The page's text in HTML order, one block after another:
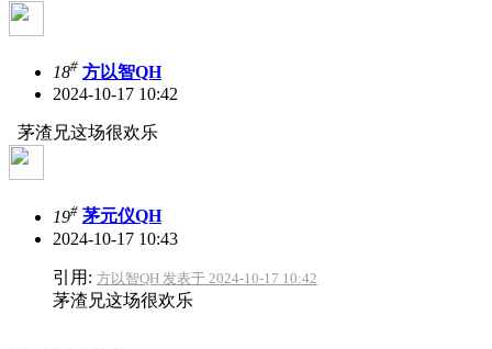
18# 方以智QH
2024-10-17 10:42
茅渣兄这场很欢乐
19# 茅元仪QH
2024-10-17 10:43
引用: 方以智QH 发表于 2024-10-17 10:42
茅渣兄这场很欢乐